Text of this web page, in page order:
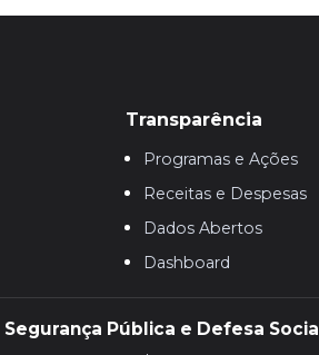
Transparência
Programas e Ações
Receitas e Despesas
Dados Abertos
Dashboard
Pública e Defesa Social